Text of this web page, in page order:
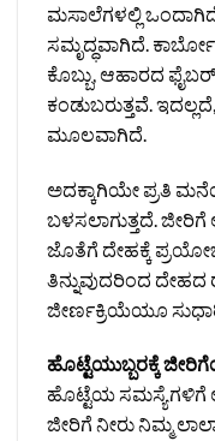
ಮಸಾಲೆಗಳಲ್ಲಿ
ಸಮೃದ್ಧವಾಗಿದೆ.
ಕೊಬ್ಬು, ಆಹಾರದ
ಕಂಡುಬರುತ್ತವೆ.
ಮೂಲವಾಗಿದೆ.
ಅದಕ್ಕಾಗಿಯೇ ಪ್ರತಿ
ಬಳಸಲಾಗುತ್ತದೆ. ಜೀರಿಗೆ
ಜೊತೆಗೆ ದೇಹಕ್ಕೆ
ತಿನ್ನುವುದರಿಂದ ದೇಹದ
ಜೀರ್ಣಕ್ರಿಯೆಯೂ
ಹೊಟ್ಟೆಯುಬ್ಬರಕ್ಕೆ
ಹೊಟ್ಟೆಯ ಸಮಸ್ಯೆಗಳಿಗೆ
ಜೀರಿಗೆ ನೀರು ನಿಮ್ಮ